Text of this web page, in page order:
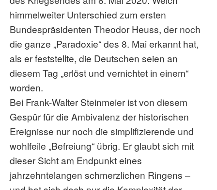
himmelweiter Unterschied zum ersten
Bundespräsidenten Theodor Heuss, der noch
die ganze „Paradoxie“ des 8. Mai erkannt hat,
als er feststellte, die Deutschen seien an
diesem Tag „erlöst und vernichtet in einem“
worden.
Bei Frank-Walter Steinmeier ist von diesem
Gespür für die Ambivalenz der historischen
Ereignisse nur noch die simplifizierende und
wohlfeile „Befreiung“ übrig. Er glaubt sich mit
dieser Sicht am Endpunkt eines
jahrzehntelangen schmerzlichen Ringens –